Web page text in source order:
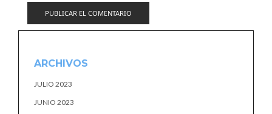
ARCHIVOS
JULIO 2023
JUNIO 2023